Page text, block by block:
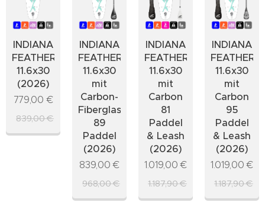
INDIANA
FEATHER
11.6x30
(2026)
779,00 €
839,00€
INDIANA
FEATHER
11.6x30
mit
Carbon-
Fiberglass
89
Paddel
(2026)
839,00 €
968,00€
INDIANA
FEATHER
11.6x30
mit
Carbon
81
Paddel
& Leash
(2026)
1.019,00 €
1.187,90€
INDIANA
FEATHER
11.6x30
mit
Carbon
95
Paddel
& Leash
(2026)
1.019,00 €
1.187,90€